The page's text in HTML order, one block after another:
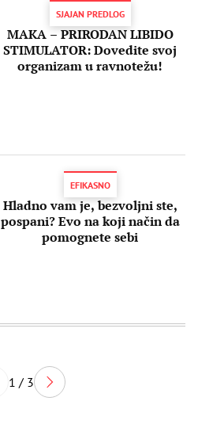
SJAJAN PREDLOG
MAKA – PRIRODAN LIBIDO
STIMULATOR: Dovedite svoj
organizam u ravnotežu!
EFIKASNO
Hladno vam je, bezvoljni ste,
pospani? Evo na koji način da
pomognete sebi
1 / 3